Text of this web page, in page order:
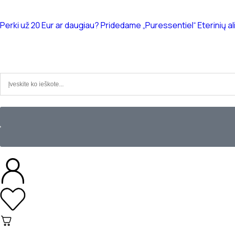
Perki už 20 Eur ar daugiau? Pridedame „Puressentiel“ Eterinių